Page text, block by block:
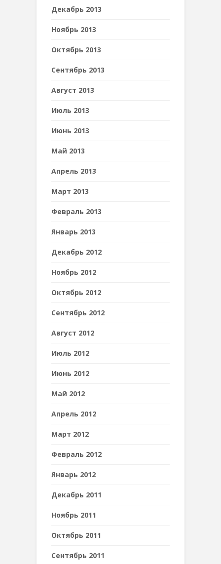
Декабрь 2013
Ноябрь 2013
Октябрь 2013
Сентябрь 2013
Август 2013
Июль 2013
Июнь 2013
Май 2013
Апрель 2013
Март 2013
Февраль 2013
Январь 2013
Декабрь 2012
Ноябрь 2012
Октябрь 2012
Сентябрь 2012
Август 2012
Июль 2012
Июнь 2012
Май 2012
Апрель 2012
Март 2012
Февраль 2012
Январь 2012
Декабрь 2011
Ноябрь 2011
Октябрь 2011
Сентябрь 2011